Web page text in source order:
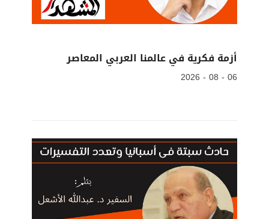
أزمة فكرية في عالمنا العربي المعاصر
06 - 08 - 2026